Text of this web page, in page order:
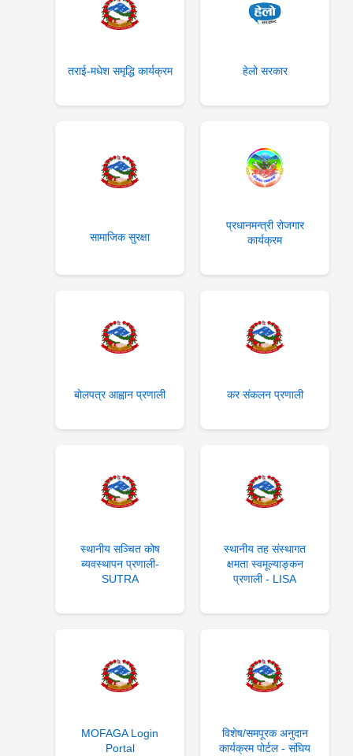
तराई-मधेश समृद्धि कार्यक्रम हेलो सरकार
सामाजिक सुरक्षा
प्रधानमन्त्री रोजगार
कार्यक्रम
बोलपत्र आह्वान प्रणाली कर संकलन प्रणाली
स्थानीय सञ्चित कोष
ब्यवस्थापन प्रणाली-
SUTRA
स्थानीय तह संस्थागत
क्षमता स्वमूल्याङ्कन
प्रणाली - LISA
MOFAGA Login
Portal
विशेष/समपूरक अनुदान
कार्यक्रम पोर्टल - संघिय